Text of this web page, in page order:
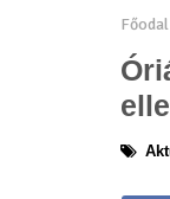
Főodal